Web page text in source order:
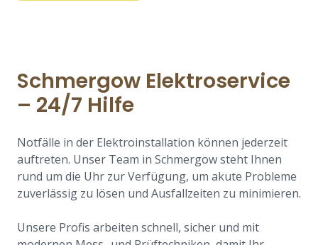
Schmergow Elektroservice
– 24/7 Hilfe
Notfälle in der Elektroinstallation können jederzeit
auftreten. Unser Team in Schmergow steht Ihnen
rund um die Uhr zur Verfügung, um akute Probleme
zuverlässig zu lösen und Ausfallzeiten zu minimieren.
Unsere Profis arbeiten schnell, sicher und mit